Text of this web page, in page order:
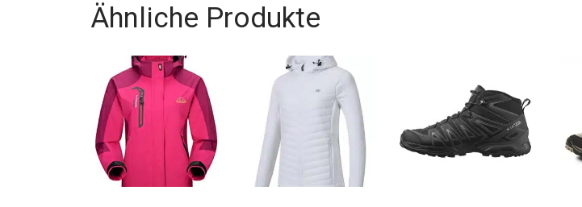
Ähnliche Produkte